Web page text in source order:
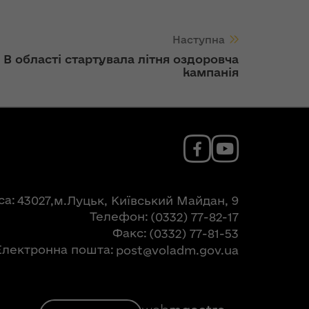
Наступна
В області стартувала літня оздоровча
кампанія
43027,м.Луцьк, Київський Майдан, 9
Телефон (0332) 77-82-17
Факс (0332) 77-81-53
пошта post@voladm.gov.ua